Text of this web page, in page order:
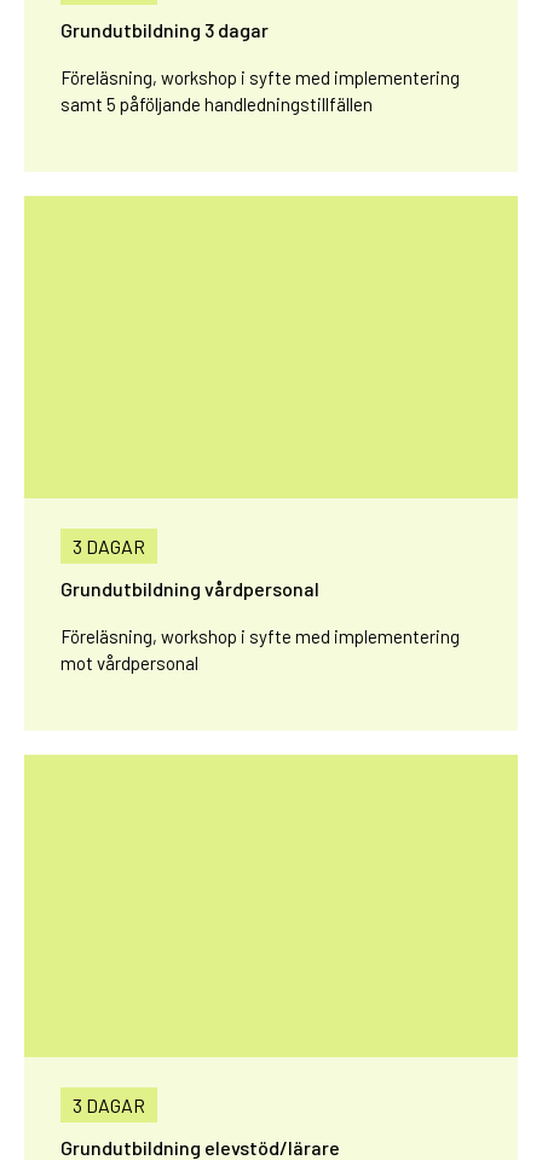
Grundutbildning 3 dagar
Föreläsning, workshop i syfte med implementering
samt 5 påföljande handledningstillfällen
3 DAGAR
Grundutbildning vårdpersonal
Föreläsning, workshop i syfte med implementering
mot vårdpersonal
3 DAGAR
Grundutbildning elevstöd/lärare